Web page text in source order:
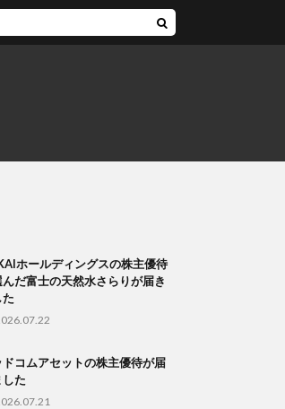
ホールディングスの株主優待
だ富士の天然水さらりが届き
た
ドコムアセットの株主優待が届
した